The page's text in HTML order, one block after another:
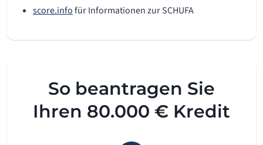
score.infofür Informationen zur SCHUFA
So beantragen Sie
Ihren 80.000 € Kredit